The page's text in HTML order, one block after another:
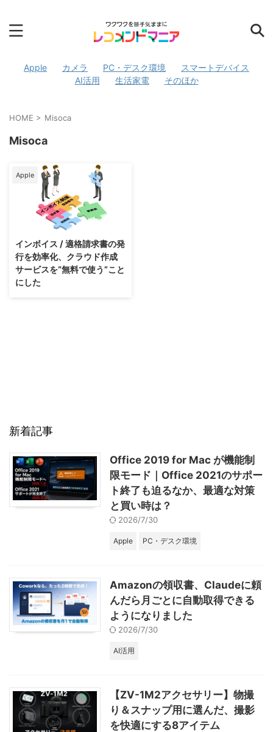
Apple カメラ PC・デスク環境
スマートデバイス
AI活用
生活家電 そのほか
HOME > Misoca
Misoca
Apple
2026/4/3
インボイス / 適格請求書の発
行を効率化、クラウド作成
サービスを“無料で使う”こと
にした
新着記事
Office 2019 for Mac が機能制
限モード｜Office 2021のサポー
ト終了も迫るなか、最適な対策
と買い時は？
2026/7/30
Apple PC・デスク環境
Amazonの領収書、Claudeに頼
んだら月ごとに自動取得できる
ようになりました
2026/7/30
AI活用
【ZV-1M2アクセサリー】物撮
り＆スナップ用に選んだ、撮影
を快適にする8アイテム